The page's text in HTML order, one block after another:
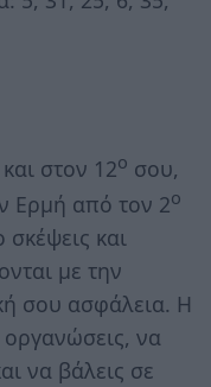
στον 12ο σου,
Ερμή από τον 2ο
και
με την
σου ασφάλεια. Η
οργανώσεις, να
να βάλεις σε